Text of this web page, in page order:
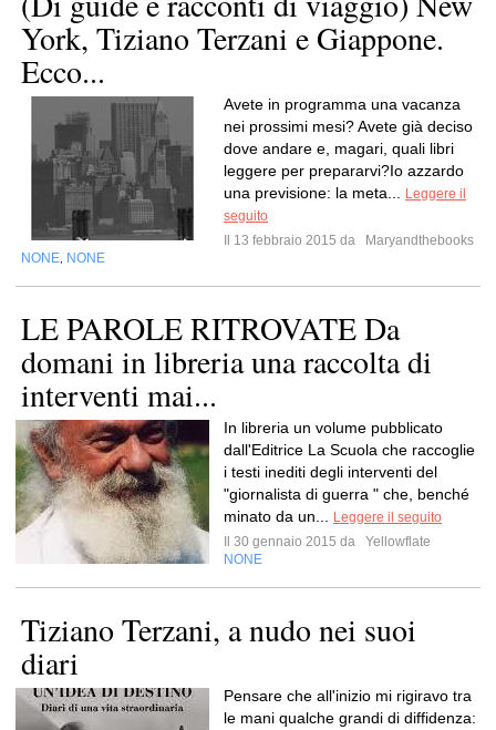
York, Tiziano Terzani e Giappone.
Ecco...
Avete in programma una vacanza
nei prossimi mesi? Avete già deciso
dove andare e, magari, quali libri
leggere per prepararvi?Io azzardo
una previsione: la meta...
Leggere il
seguito
Il 13 febbraio 2015 da
Maryandthebooks
NONE NONE
LE PAROLE RITROVATE Da
domani in libreria una raccolta di
interventi mai...
In libreria un volume pubblicato
dall'Editrice La Scuola che raccoglie
i testi inediti degli interventi del
"giornalista di guerra " che, benché
minato da un...
Leggere il seguito
Il 30 gennaio 2015 da
Yellowflate
NONE
Tiziano Terzani, a nudo nei suoi
diari
Pensare che all'inizio mi rigiravo tra
le mani qualche grandi di diffidenza: